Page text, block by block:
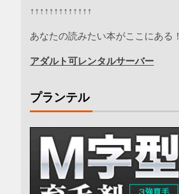
↑↑↑↑↑↑↑↑↑↑↑↑↑
あなたの読みたい本がここにある！
アダルト可レンタルサーバー
プランテル